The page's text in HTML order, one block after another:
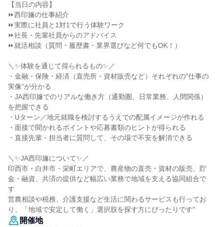
【当日の内容】
⏩西印旛の仕事紹介
⏩実際に社員と1対1で行う体験ワーク
⏩社長・先輩社員からのアドバイス
⏩就活相談（質問・履歴書・業界選びなど何でもOK！）
＼✨体験を通じて得られるもの✨／
・金融・保険・経済（直売所・資材販売など）それぞれの“仕事の
実像”が分かる
・JA西印旛でのリアルな働き方（通勤圏、日常業務、人間関係）
を把握できる
・Uターン／地元就職を検討するうえでの配属イメージが作れる
・面接で聞かれるポイントや応募書類のヒントが得られる
・直接先輩・担当者に質問して、その場で不安を解消できる
＼✨JA西印旛について✨／
印西市・白井市・栄町エリアで、農産物の直売・資材の販売、貯
金・融資、共済の提供など幅広い業務で地域を支える協同組合で
す
営農相談や税務、介護支援など生活に関わるサービスも行ってお
り、「地域で安定して働く」選択肢を探す方にぴったりです"
開催地